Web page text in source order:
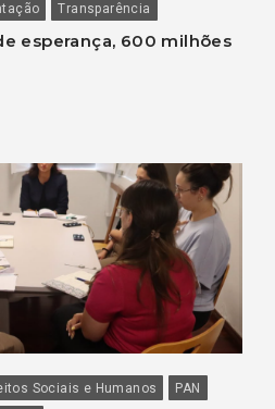
Transparência
esperança, 600 milhões
Sociais e Humanos
PAN